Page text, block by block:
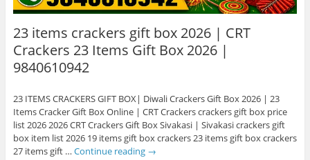
23 items crackers gift box 2026 | CRT
Crackers 23 Items Gift Box 2026 |
9840610942
23 ITEMS CRACKERS GIFT BOX| Diwali Crackers Gift Box 2026 | 23
Items Cracker Gift Box Online | CRT Crackers crackers gift box price
list 2026 2026 CRT Crackers Gift Box Sivakasi | Sivakasi crackers gift
box item list 2026 19 items gift box crackers 23 items gift box crackers
27 items gift … Continue reading →